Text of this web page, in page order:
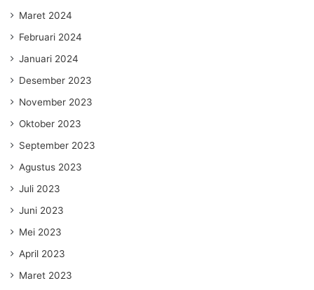
Maret 2024
Februari 2024
Januari 2024
Desember 2023
November 2023
Oktober 2023
September 2023
Agustus 2023
Juli 2023
Juni 2023
Mei 2023
April 2023
Maret 2023